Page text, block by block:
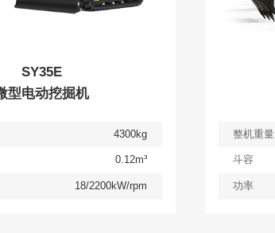
SY35E
型电动挖掘机
4300kg
0.12m³
18/2200kW/rpm
整机重量
斗容
功率